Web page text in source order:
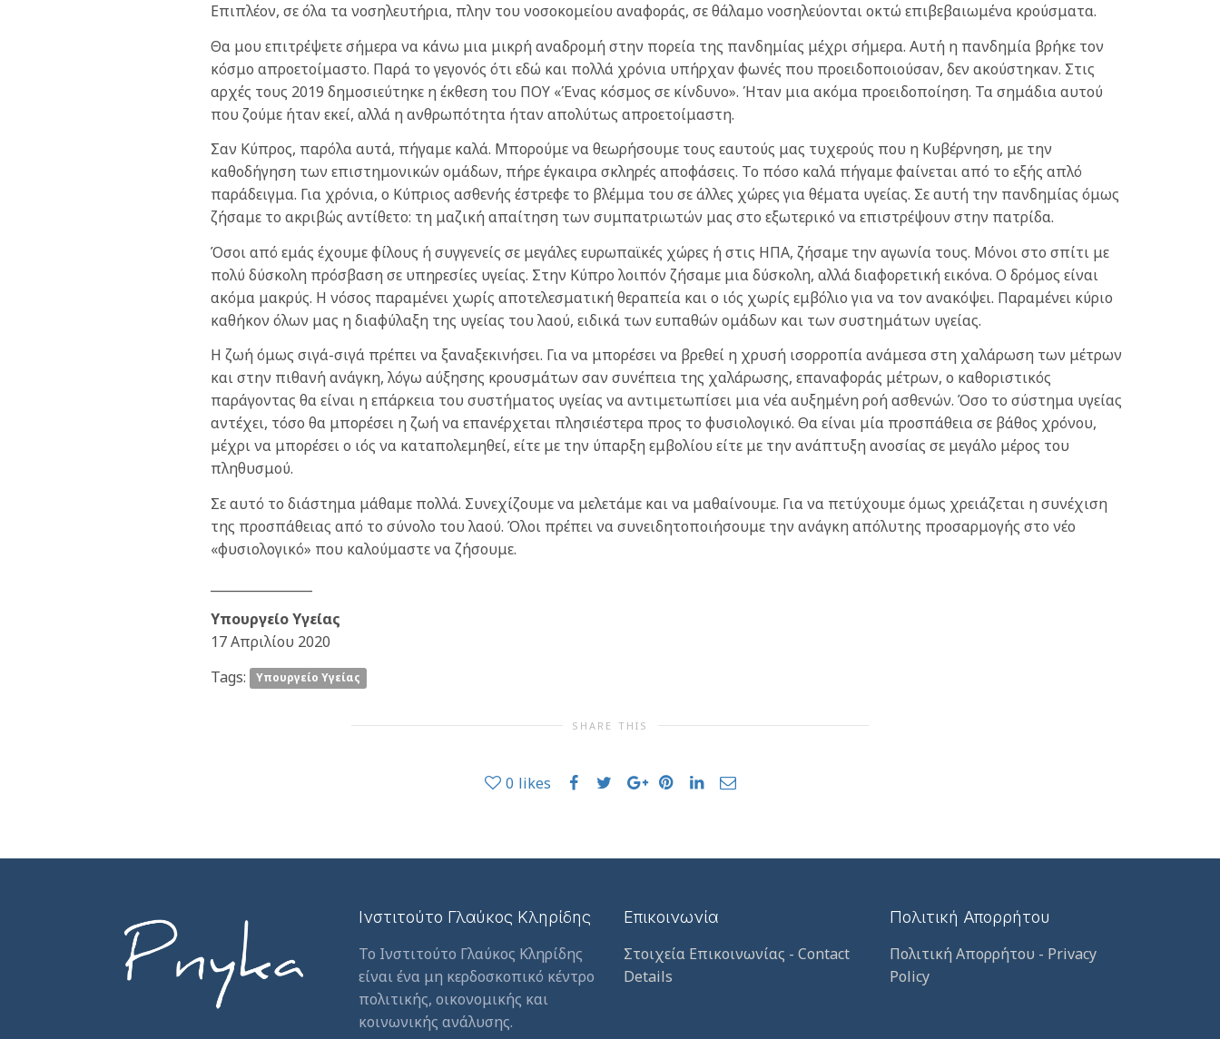
Επιπλέον, σε όλα τα νοσηλευτήρια, πλην του νοσοκομείου αναφοράς, σε θάλαμο νοσηλεύονται οκτώ επιβεβαιωμένα κρούσματα.
Θα μου επιτρέψετε σήμερα να κάνω μια μικρή αναδρομή στην πορεία της πανδημίας μέχρι σήμερα. Αυτή η πανδημία βρήκε τον
κόσμο απροετοίμαστο. Παρά το γεγονός ότι εδώ και πολλά χρόνια υπήρχαν φωνές που προειδοποιούσαν, δεν ακούστηκαν. Στις
αρχές τους 2019 δημοσιεύτηκε η έκθεση του ΠΟΥ «Ένας κόσμος σε κίνδυνο». Ήταν μια ακόμα προειδοποίηση. Τα σημάδια αυτού
που ζούμε ήταν εκεί, αλλά η ανθρωπότητα ήταν απολύτως απροετοίμαστη.
Σαν Κύπρος, παρόλα αυτά, πήγαμε καλά. Μπορούμε να θεωρήσουμε τους εαυτούς μας τυχερούς που η Κυβέρνηση, με την
καθοδήγηση των επιστημονικών ομάδων, πήρε έγκαιρα σκληρές αποφάσεις. Το πόσο καλά πήγαμε φαίνεται από το εξής απλό
παράδειγμα. Για χρόνια, ο Κύπριος ασθενής έστρεφε το βλέμμα του σε άλλες χώρες για θέματα υγείας. Σε αυτή την πανδημίας όμως
ζήσαμε το ακριβώς αντίθετο: τη μαζική απαίτηση των συμπατριωτών μας στο εξωτερικό να επιστρέψουν στην πατρίδα.
Όσοι από εμάς έχουμε φίλους ή συγγενείς σε μεγάλες ευρωπαϊκές χώρες ή στις ΗΠΑ, ζήσαμε την αγωνία τους. Μόνοι στο σπίτι με
πολύ δύσκολη πρόσβαση σε υπηρεσίες υγείας. Στην Κύπρο λοιπόν ζήσαμε μια δύσκολη, αλλά διαφορετική εικόνα. Ο δρόμος είναι
ακόμα μακρύς. Η νόσος παραμένει χωρίς αποτελεσματική θεραπεία και ο ιός χωρίς εμβόλιο για να τον ανακόψει. Παραμένει κύριο
καθήκον όλων μας η διαφύλαξη της υγείας του λαού, ειδικά των ευπαθών ομάδων και των συστημάτων υγείας.
Η ζωή όμως σιγά-σιγά πρέπει να ξαναξεκινήσει. Για να μπορέσει να βρεθεί η χρυσή ισορροπία ανάμεσα στη χαλάρωση των μέτρων
και στην πιθανή ανάγκη, λόγω αύξησης κρουσμάτων σαν συνέπεια της χαλάρωσης, επαναφοράς μέτρων, ο καθοριστικός
παράγοντας θα είναι η επάρκεια του συστήματος υγείας να αντιμετωπίσει μια νέα αυξημένη ροή ασθενών. Όσο το σύστημα υγείας
αντέχει, τόσο θα μπορέσει η ζωή να επανέρχεται πλησιέστερα προς το φυσιολογικό. Θα είναι μία προσπάθεια σε βάθος χρόνου,
μέχρι να μπορέσει ο ιός να καταπολεμηθεί, είτε με την ύπαρξη εμβολίου είτε με την ανάπτυξη ανοσίας σε μεγάλο μέρος του
πληθυσμού.
Σε αυτό το διάστημα μάθαμε πολλά. Συνεχίζουμε να μελετάμε και να μαθαίνουμε. Για να πετύχουμε όμως χρειάζεται η συνέχιση
της προσπάθειας από το σύνολο του λαού. Όλοι πρέπει να συνειδητοποιήσουμε την ανάγκη απόλυτης προσαρμογής στο νέο
«φυσιολογικό» που καλούμαστε να ζήσουμε.
Υπουργείο Υγείας
17 Απριλίου 2020
Tags:
Υπουργείο Υγείας
SHARE THIS
0 likes
Ινστιτούτο Γλαύκος Κληρίδης
Το Ινστιτούτο Γλαύκος Κληρίδης
είναι ένα μη κερδοσκοπικό κέντρο
πολιτικής, οικονομικής και
κοινωνικής ανάλυσης.
Επικοινωνία
Στοιχεία Επικοινωνίας - Contact
Details
Πολιτική Απορρήτου
Πολιτική Απορρήτου - Privacy
Policy